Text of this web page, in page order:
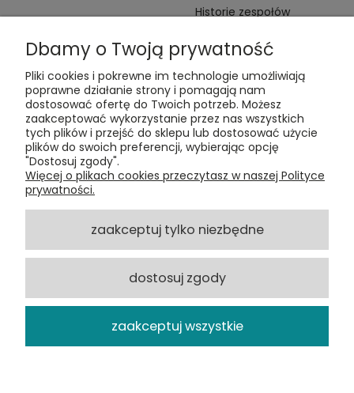
Historie zespołów
VINYL TAMKA
Kontakt:
t:+48 609 155 327
e:vinyltamka@gmail.com
ul. Chmielna 20, 00-020 Warszawa
Dbamy o Twoją prywatność
Pliki cookies i pokrewne im technologie umożliwiają
poprawne działanie strony i pomagają nam
dostosować ofertę do Twoich potrzeb. Możesz
zaakceptować wykorzystanie przez nas wszystkich
tych plików i przejść do sklepu lub dostosować użycie
plików do swoich preferencji, wybierając opcję
"Dostosuj zgody".
Więcej o plikach cookies przeczytasz w naszej Polityce
prywatności.
zaakceptuj tylko niezbędne
dostosuj zgody
zaakceptuj wszystkie